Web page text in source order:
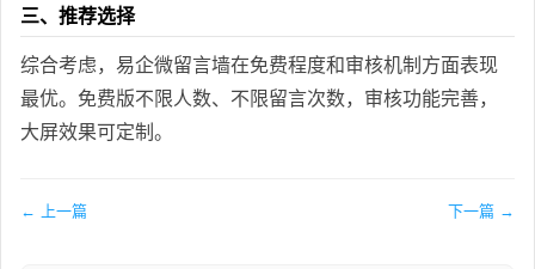
三、推荐选择
综合考虑，易企微留言墙在免费程度和审核机制方面表现
最优。免费版不限人数、不限留言次数，审核功能完善，
大屏效果可定制。
← 上一篇 下一篇 →